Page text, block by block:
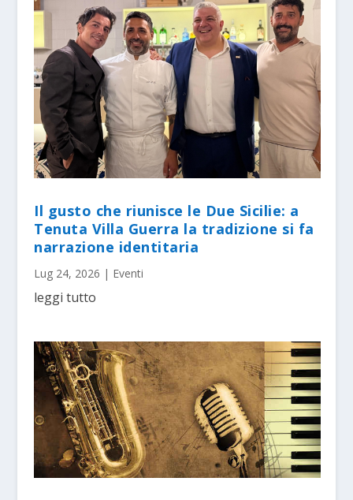
Il gusto che riunisce le Due Sicilie: a
Tenuta Villa Guerra la tradizione si fa
narrazione identitaria
Lug 24, 2026 | Eventi
leggi tutto